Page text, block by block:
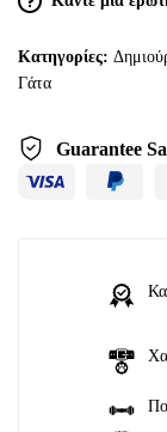
Κατηγορίες:
Γάτα
Guarantee